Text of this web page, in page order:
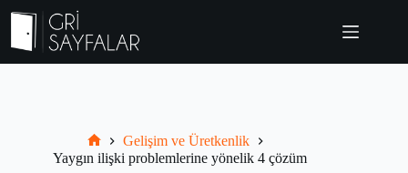
content
Grisayfalar.com
Gelişim ve Üretkenlik
Yaygın ilişki problemlerine yönelik 4 çözüm